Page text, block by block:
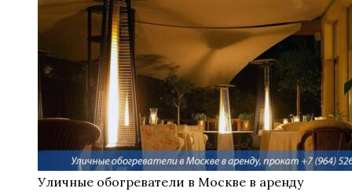
Уличные обогреватели в Москве в аренду